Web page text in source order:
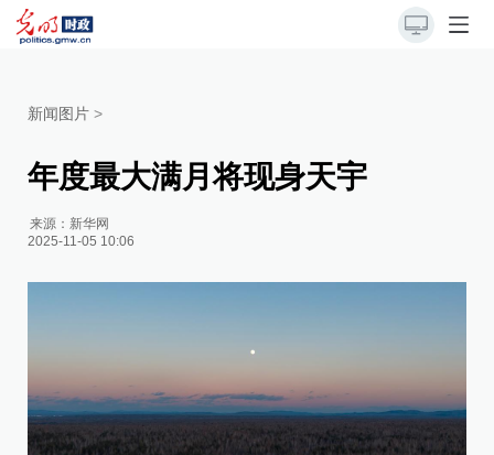
新闻图片 >
年度最大满月将现身天宇
来源： 新华网
2025-11-05 10:06